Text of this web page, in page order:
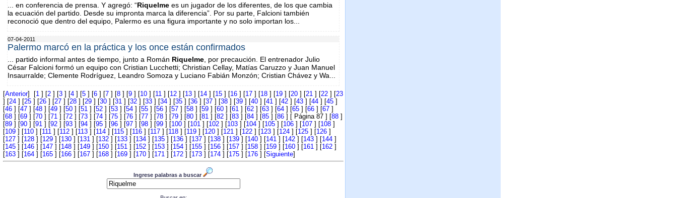
... en conferencia de prensa. Y agregó: “Riquelme es un jugador de los diferentes, de los que cambia
la ecuación del partido. Desde su impronta marca la diferencia”. Por su parte, Falcioni también
reconoció que dentro del equipo, Palermo es una figura importante y no solo importan los...
07-04-2011
Palermo marcó en la práctica y los once están confirmados
... partido informal antes de tiempo, junto a Román Riquelme , por precaución. El entrenador Julio
César Falcioni formó un equipo con Cristian Lucchetti; Christian Cellay, Matías Caruzzo y Juan Manuel
Insaurralde; Clemente Rodríguez, Leandro Somoza y Luciano Fabián Monzón; Cristian Chávez y Wa...
[Anterior] [1 ] [2 ] [3 ] [4 ] [5 ] [6 ] [7 ] [8 ] [9 ] [10 ] [11 ] [12 ] [13 ] [14 ] [15 ] [16 ] [17 ] [18 ] [19 ] [20 ] [21 ] [22 ] [23
] [24 ] [25 ] [26 ] [27 ] [28 ] [29 ] [30 ] [31 ] [32 ] [33 ] [34 ] [35 ] [36 ] [37 ] [38 ] [39 ] [40 ] [41 ] [42 ] [43 ] [44 ] [45 ]
[46 ] [47 ] [48 ] [49 ] [50 ] [51 ] [52 ] [53 ] [54 ] [55 ] [56 ] [57 ] [58 ] [59 ] [60 ] [61 ] [62 ] [63 ] [64 ] [65 ] [66 ] [67 ]
[68 ] [69 ] [70 ] [71 ] [72 ] [73 ] [74 ] [75 ] [76 ] [77 ] [78 ] [79 ] [80 ] [81 ] [82 ] [83 ] [84 ] [85 ] [86 ] [ Página 87 ] [88 ]
[89 ] [90 ] [91 ] [92 ] [93 ] [94 ] [95 ] [96 ] [97 ] [98 ] [99 ] [100 ] [101 ] [102 ] [103 ] [104 ] [105 ] [106 ] [107 ] [108 ]
[109 ] [110 ] [111 ] [112 ] [113 ] [114 ] [115 ] [116 ] [117 ] [118 ] [119 ] [120 ] [121 ] [122 ] [123 ] [124 ] [125 ] [126 ]
[127 ] [128 ] [129 ] [130 ] [131 ] [132 ] [133 ] [134 ] [135 ] [136 ] [137 ] [138 ] [139 ] [140 ] [141 ] [142 ] [143 ] [144 ]
[145 ] [146 ] [147 ] [148 ] [149 ] [150 ] [151 ] [152 ] [153 ] [154 ] [155 ] [156 ] [157 ] [158 ] [159 ] [160 ] [161 ] [162 ]
[163 ] [164 ] [165 ] [166 ] [167 ] [168 ] [169 ] [170 ] [171 ] [172 ] [173 ] [174 ] [175 ] [176 ] [Siguiente]
Ingrese palabras a buscar